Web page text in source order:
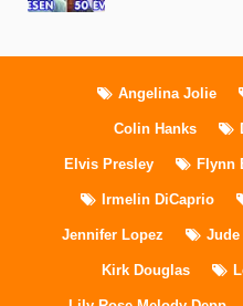
Angelina Jolie
Colin Hanks
Elvis Presley Flynn
Irmelin DiCaprio
Jennifer Lopez Jude
Kirk Douglas